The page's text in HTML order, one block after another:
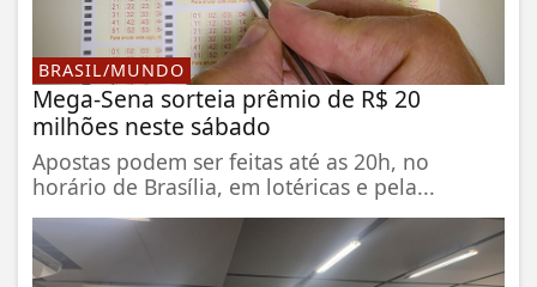
BRASIL/MUNDO
Mega-Sena sorteia prêmio de R$ 20
milhões neste sábado
Apostas podem ser feitas até as 20h, no
horário de Brasília, em lotéricas e pela...